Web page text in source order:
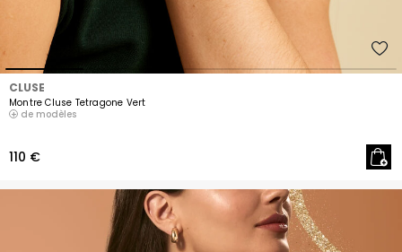
CLUSE
Montre Cluse Tetragone Vert
de modèles
110 €